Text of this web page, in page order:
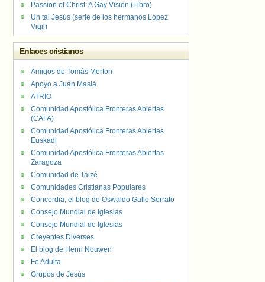
Passion of Christ: A Gay Vision (Libro)
Un tal Jesús (serie de los hermanos López
Vigil)
Enlaces cristianos
Amigos de Tomás Merton
Apoyo a Juan Masiá
ATRIO
Comunidad Apostólica Fronteras Abiertas
(CAFA)
Comunidad Apostólica Fronteras Abiertas
Euskadi
Comunidad Apostólica Fronteras Abiertas
Zaragoza
Comunidad de Taizé
Comunidades Cristianas Populares
Concordia, el blog de Oswaldo Gallo Serrato
Consejo Mundial de Iglesias
Consejo Mundial de Iglesias
Creyentes Diverses
El blog de Henri Nouwen
Fe Adulta
Grupos de Jesús